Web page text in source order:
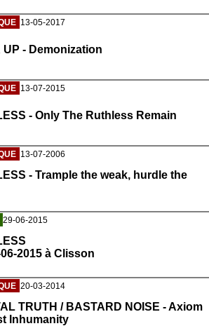
13-05-2017
UP - Demonization
13-07-2015
- Only The Ruthless Remain
13-07-2006
- Trample the weak, hurdle the
29-06-2015
06-2015 à Clisson
20-03-2014
TRUTH / BASTARD NOISE - Axiom
Inhumanity